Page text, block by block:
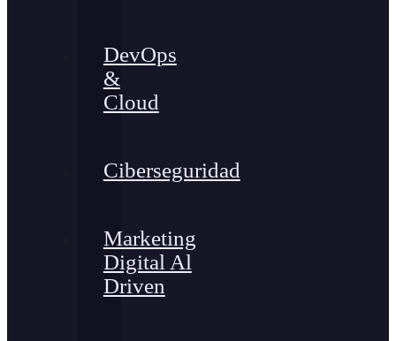
DevOps
&
Cloud
Ciberseguridad
Marketing
Digital Al
Driven